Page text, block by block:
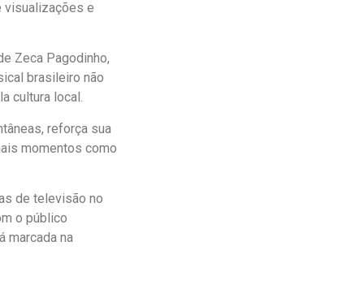
visualizações e
Zeca Pagodinho,
brasileiro não
cultura local.
reforça sua
momentos como
de televisão no
o público
marcada na